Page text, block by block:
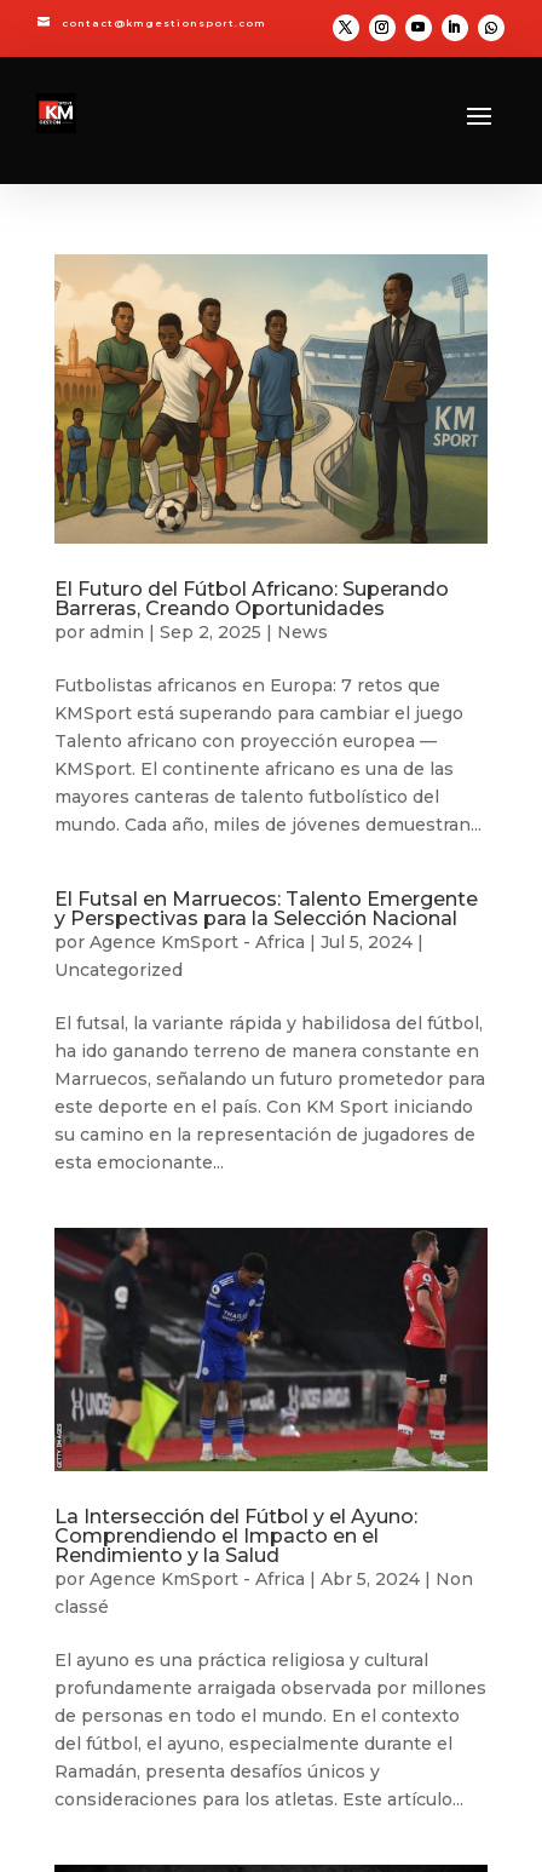
 contact@kmgestionsport.com
El Futuro del Fútbol Africano: Superando
Barreras, Creando Oportunidades
por admin | Sep 2, 2025 | News
Futbolistas africanos en Europa: 7 retos que
KMSport está superando para cambiar el juego
Talento africano con proyección europea —
KMSport. El continente africano es una de las
mayores canteras de talento futbolístico del
mundo. Cada año, miles de jóvenes demuestran...
El Futsal en Marruecos: Talento Emergente
y Perspectivas para la Selección Nacional
por Agence KmSport - Africa | Jul 5, 2024|
Uncategorized
El futsal, la variante rápida y habilidosa del fútbol,
ha ido ganando terreno de manera constante en
Marruecos, señalando un futuro prometedor para
este deporte en el país. Con KM Sport iniciando
su camino en la representación de jugadores de
esta emocionante...
La Intersección del Fútbol y el Ayuno:
Comprendiendo el Impacto en el
Rendimiento y la Salud
por Agence KmSport - Africa | Abr 5, 2024| Non
classé
El ayuno es una práctica religiosa y cultural
profundamente arraigada observada por millones
de personas en todo el mundo. En el contexto
del fútbol, el ayuno, especialmente durante el
Ramadán, presenta desafíos únicos y
consideraciones para los atletas. Este artículo...